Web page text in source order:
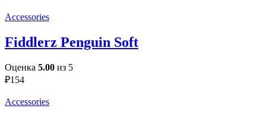
Accessories
Fiddlerz Penguin Soft
Оценка 5.00 из 5
₽154
Accessories